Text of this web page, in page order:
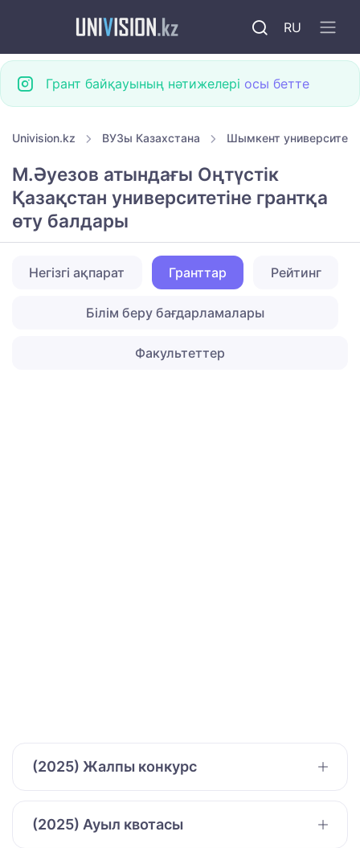
RU
Грант байқауының нәтижелері осы бетте
Univision.kz ВУЗы Казахстана Шымкент
М.Әуезов атындағы Оңтүстік
Қазақстан университетіне грантқа
өту балдары
Негізгі ақпарат Гранттар Рейтинг
Білім беру бағдарламалары
Факультеттер
(2025) Жалпы конкурс
(2025) Ауыл квотасы